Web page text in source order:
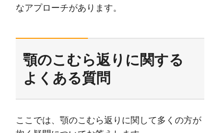
なアプローチがあります。
顎のこむら返りに関する
よくある質問
ここでは、顎のこむら返りに関して多くの方が